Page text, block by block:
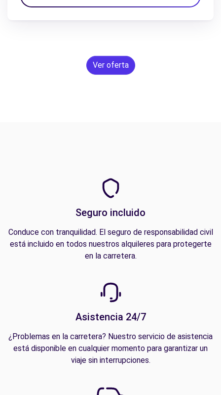
Ver oferta
Seguro incluido
Conduce con tranquilidad. El seguro de responsabilidad civil
está incluido en todos nuestros alquileres para protegerte
en la carretera.
Asistencia 24/7
¿Problemas en la carretera? Nuestro servicio de asistencia
está disponible en cualquier momento para garantizar un
viaje sin interrupciones.